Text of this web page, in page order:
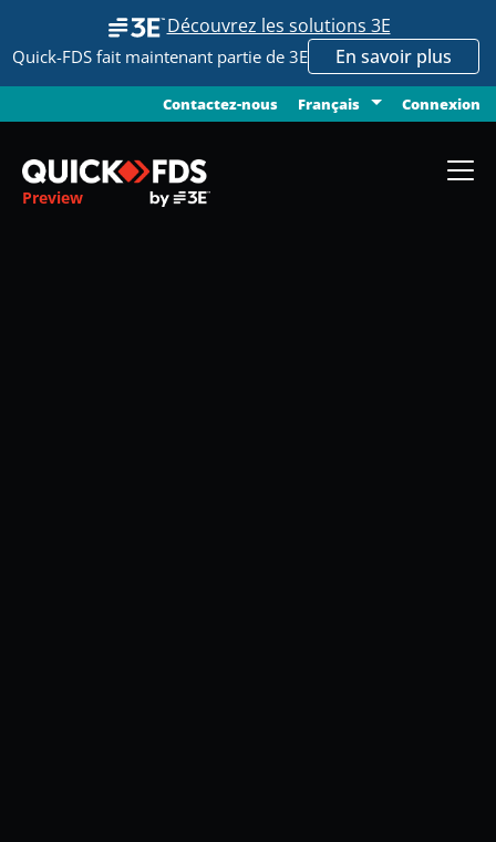
Découvrez les solutions 3E
Quick-FDS fait maintenant partie de 3E En savoir plus
Contactez-nous Français Connexion
Preview